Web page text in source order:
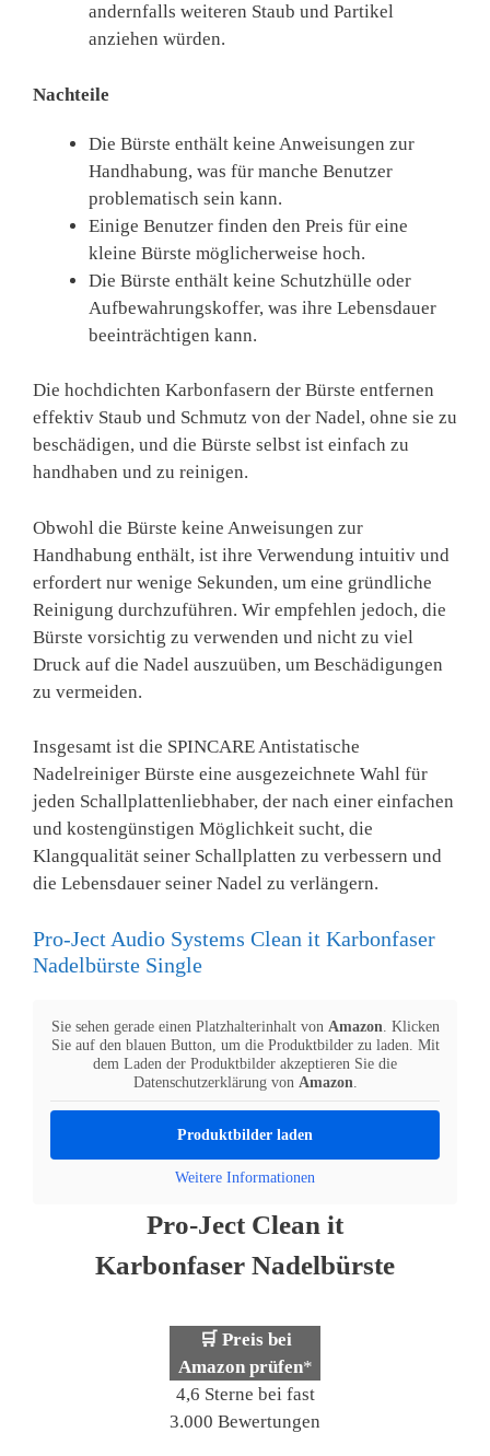
andernfalls weiteren Staub und Partikel
anziehen würden.
Nachteile
Die Bürste enthält keine Anweisungen zur
Handhabung, was für manche Benutzer
problematisch sein kann.
Einige Benutzer finden den Preis für eine
kleine Bürste möglicherweise hoch.
Die Bürste enthält keine Schutzhülle oder
Aufbewahrungskoffer, was ihre Lebensdauer
beeinträchtigen kann.
Die hochdichten Karbonfasern der Bürste entfernen
effektiv Staub und Schmutz von der Nadel, ohne sie zu
beschädigen, und die Bürste selbst ist einfach zu
handhaben und zu reinigen.
Obwohl die Bürste keine Anweisungen zur
Handhabung enthält, ist ihre Verwendung intuitiv und
erfordert nur wenige Sekunden, um eine gründliche
Reinigung durchzuführen. Wir empfehlen jedoch, die
Bürste vorsichtig zu verwenden und nicht zu viel
Druck auf die Nadel auszuüben, um Beschädigungen
zu vermeiden.
Insgesamt ist die SPINCARE Antistatische
Nadelreiniger Bürste eine ausgezeichnete Wahl für
jeden Schallplattenliebhaber, der nach einer einfachen
und kostengünstigen Möglichkeit sucht, die
Klangqualität seiner Schallplatten zu verbessern und
die Lebensdauer seiner Nadel zu verlängern.
Pro-Ject Audio Systems Clean it Karbonfaser
Nadelbürste Single
Sie sehen gerade einen Platzhalterinhalt von Amazon . Klicken
Sie auf den blauen Button, um die Produktbilder zu laden. Mit
dem Laden der Produktbilder akzeptieren Sie die
Datenschutzerklärung von Amazon
Produktbilder laden
Weitere Informationen
Pro-Ject Clean it
Karbonfaser Nadelbürste
🛒 Preis bei
Amazon prüfen*
4,6 Sterne bei fast
3.000 Bewertungen